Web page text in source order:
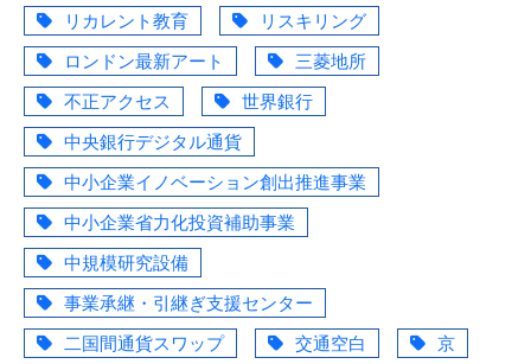
リカレント教育
リスキリング
ロンドン最新アート
三菱地所
不正アクセス
世界銀行
中央銀行デジタル通貨
中小企業イノベーション創出推進事業
中小企業省力化投資補助事業
中規模研究設備
事業承継・引継ぎ支援センター
二国間通貨スワップ
交通空白
京